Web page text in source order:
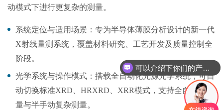
动模式下进行更复杂的测量。
系统定位与适用场景： 专为半导体薄膜分析设计的新一代
X射线量测系统，覆盖材料研究、工艺开发及质量控制全
阶段。
光学系统与操作模式： 搭载全自动化光源光学系统，可自
动切换标准XRD HRXRD XRR模式，支持全自动化测
量与半手动复杂测量。
可以介绍下你们的产品么